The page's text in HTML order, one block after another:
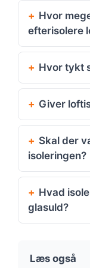
Hvor
efterisolere
Hvor tykt
Giver
Skal der
isoleringen?
Hvad
glasuld?
Læs også